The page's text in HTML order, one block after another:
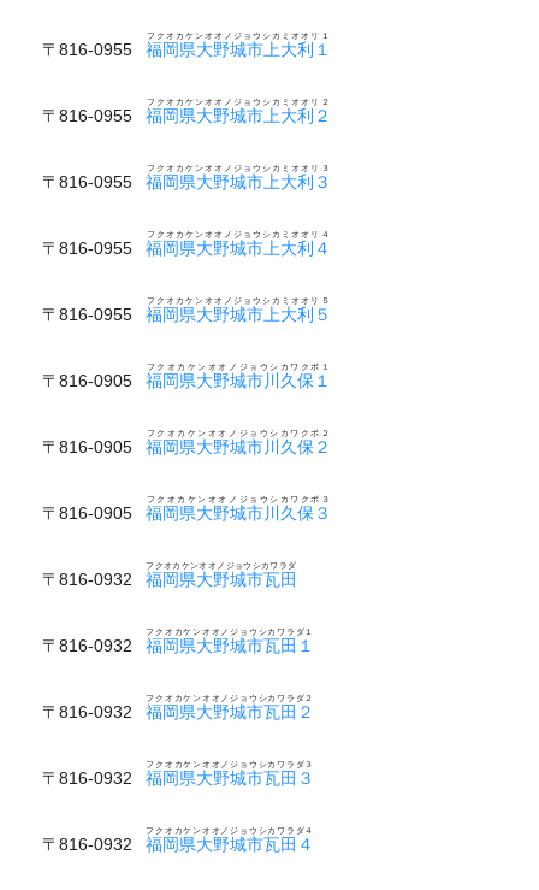
〒816-0955 福岡県大野城市上大利１
フクオカケンオオノジョウシカミオオリ１
〒816-0955 福岡県大野城市上大利２
フクオカケンオオノジョウシカミオオリ２
〒816-0955 福岡県大野城市上大利３
フクオカケンオオノジョウシカミオオリ３
〒816-0955 福岡県大野城市上大利４
フクオカケンオオノジョウシカミオオリ４
〒816-0955 福岡県大野城市上大利５
フクオカケンオオノジョウシカミオオリ５
〒816-0905 福岡県大野城市川久保１
フクオカケンオオノジョウシカワクボ１
〒816-0905 福岡県大野城市川久保２
フクオカケンオオノジョウシカワクボ２
〒816-0905 福岡県大野城市川久保３
フクオカケンオオノジョウシカワクボ３
〒816-0932 福岡県大野城市瓦田
フクオカケンオオノジョウシカワラダ
〒816-0932 福岡県大野城市瓦田１
フクオカケンオオノジョウシカワラダ１
〒816-0932 福岡県大野城市瓦田２
フクオカケンオオノジョウシカワラダ２
〒816-0932 福岡県大野城市瓦田３
フクオカケンオオノジョウシカワラダ３
〒816-0932 福岡県大野城市瓦田４
フクオカケンオオノジョウシカワラダ４